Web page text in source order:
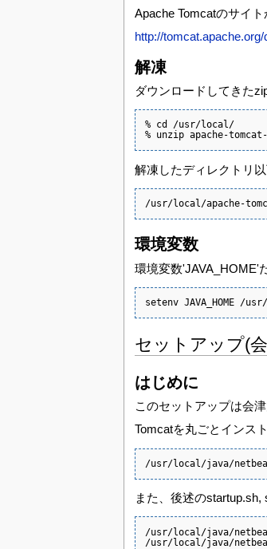
Apache Tomcatのサイ
http://
解凍
ダウンロードしてきた
% cd /usr/local/
% unzip apache-
解凍したディレクトリ
/usr/local/apache-
環境変数
環境変数'JAVA_HOME'
setenv JAVA_HOME /
セットアップ(
はじめに
このセットアップは会
Tomcatを丸ごとインス
/usr/local/java/
また、後述のstartup.sh,
/usr/local/java/
/usr/local/java/